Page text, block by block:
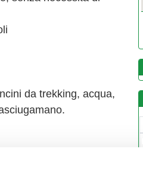
da trekking, acqua,